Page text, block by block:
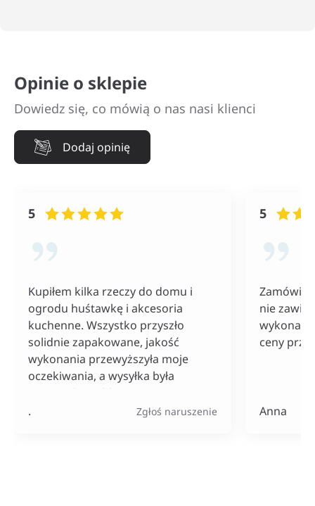
Opinie o sklepie
Dowiedz się, co mówią o nas nasi klienci
Dodaj opinię
5
Kupiłem kilka rzeczy do domu i
ogrodu huśtawkę i akcesoria
kuchenne. Wszystko przyszło
solidnie zapakowane, jakość
wykonania przewyższyła moje
oczekiwania, a wysyłka była
naprawdę szybka. Do tego ceny
bardzo konkurencyjne, szczególnie
. Zgłoś naruszenie
5
nie
ceny
Anna